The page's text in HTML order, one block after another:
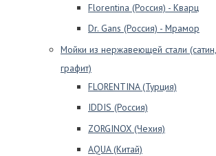
Florentina (Россия) - Кварц
Dr. Gans (Россия) - Мрамор
Мойки из нержавеющей стали
графит)
FLORENTINA (Турция)
IDDIS (Россия)
ZORGINOX (Чехия)
AQUA (Китай)